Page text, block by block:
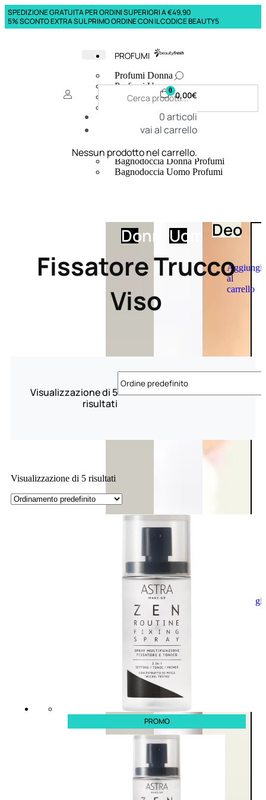
SPEDIZIONE GRATUITA PER ORDINI SUPERIORI A €49,90
5% SCONTO EXTRA SUL PRIMO ORDINE CON IL CODICE BEAUTY5
PROFUMI
Profumi Donna
Profumi Uomo
Deodoranti Donna
Corpo Donna
Corpo Uomo
Creme Mani
Bagnodoccia Donna Profumi
Bagnodoccia Uomo Profumi
DonnaUomoDeo
Aggiungi
al
carrello
Aggiungi
0 0,00€
0articoli
vai al carrello
Nessun prodotto nel carrello.
Fissatore Trucco
Viso
Visualizzazione di 5
risultati
Visualizzazione di 5 risultati
PROMO